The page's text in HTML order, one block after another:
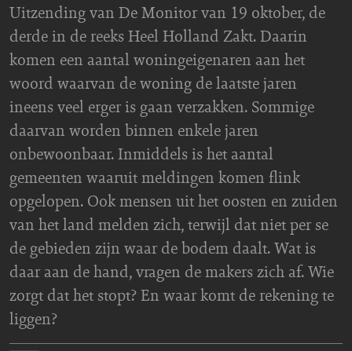
Uitzending van De Monitor van 19 oktober, de
derde in de reeks Heel Holland Zakt. Daarin
komen een aantal woningeigenaren aan het
woord waarvan de woning de laatste jaren
ineens veel erger is gaan verzakken. Sommige
daarvan worden binnen enkele jaren
onbewoonbaar. Inmiddels is het aantal
gemeenten waaruit meldingen komen flink
opgelopen. Ook mensen uit het oosten en zuiden
van het land melden zich, terwijl dat niet per se
de gebieden zijn waar de bodem daalt. Wat is
daar aan de hand, vragen de makers zich af. Wie
zorgt dat het stopt? En waar komt de rekening te
liggen?